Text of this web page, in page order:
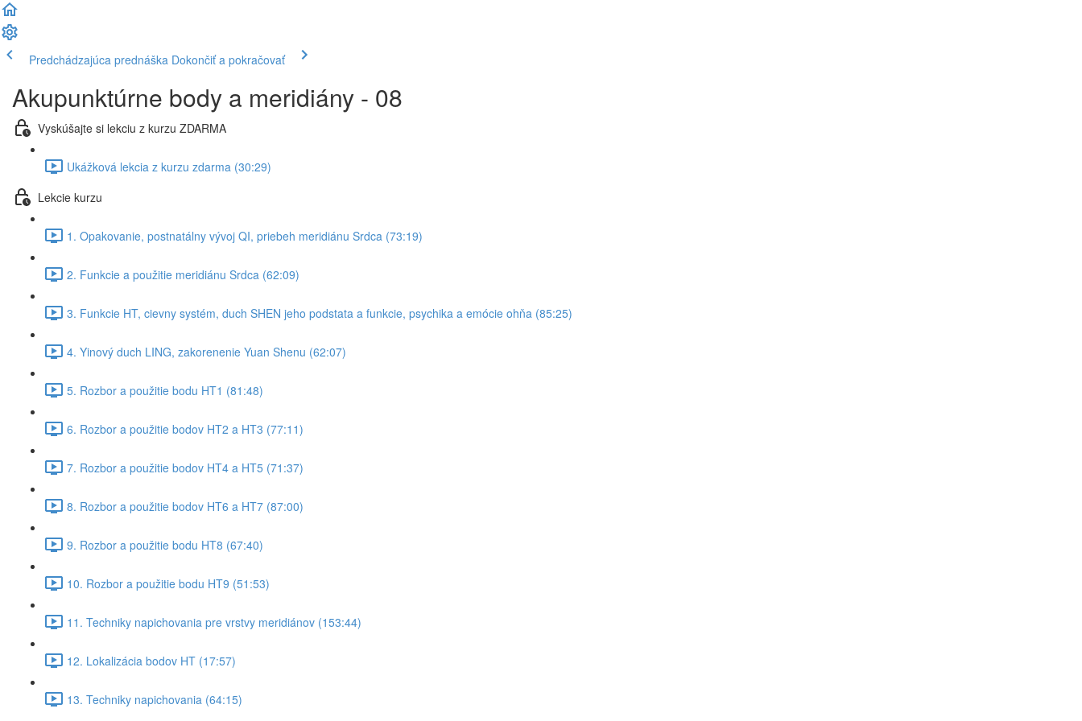
Predchádzajúca prednáška Dokončiť a pokračovať
Akupunktúrne body a meridiány - 08
Vyskúšajte si lekciu z kurzu ZDARMA
Ukážková lekcia z kurzu zdarma (30:29)
Lekcie kurzu
1. Opakovanie, postnatálny vývoj QI, priebeh meridiánu Srdca (73:19)
2. Funkcie a použitie meridiánu Srdca (62:09)
3. Funkcie HT, cievny systém, duch SHEN jeho podstata a funkcie, psychika a emócie ohňa (85:25)
4. Yinový duch LING, zakorenenie Yuan Shenu (62:07)
5. Rozbor a použitie bodu HT1 (81:48)
6. Rozbor a použitie bodov HT2 a HT3 (77:11)
7. Rozbor a použitie bodov HT4 a HT5 (71:37)
8. Rozbor a použitie bodov HT6 a HT7 (87:00)
9. Rozbor a použitie bodu HT8 (67:40)
10. Rozbor a použitie bodu HT9 (51:53)
11. Techniky napichovania pre vrstvy meridiánov (153:44)
12. Lokalizácia bodov HT (17:57)
13. Techniky napichovania (64:15)